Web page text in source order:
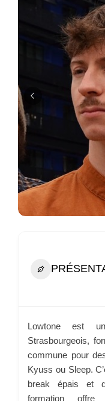
Lowtone est
Strasbourgeois,
commune pour
Kyuss ou Sleep.
break épais et
formation